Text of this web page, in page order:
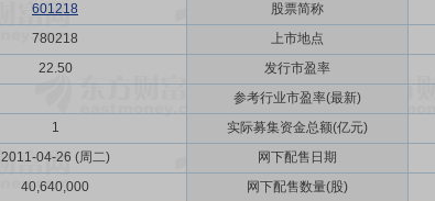
601218 股票简称
780218 上市地点
22.50 发行市盈率
参考行业市盈率(最新)
1 实际募集资金总额(亿元)
2011-04-26 (周二) 网下配售日期
40,640,000 网下配售数量(股)